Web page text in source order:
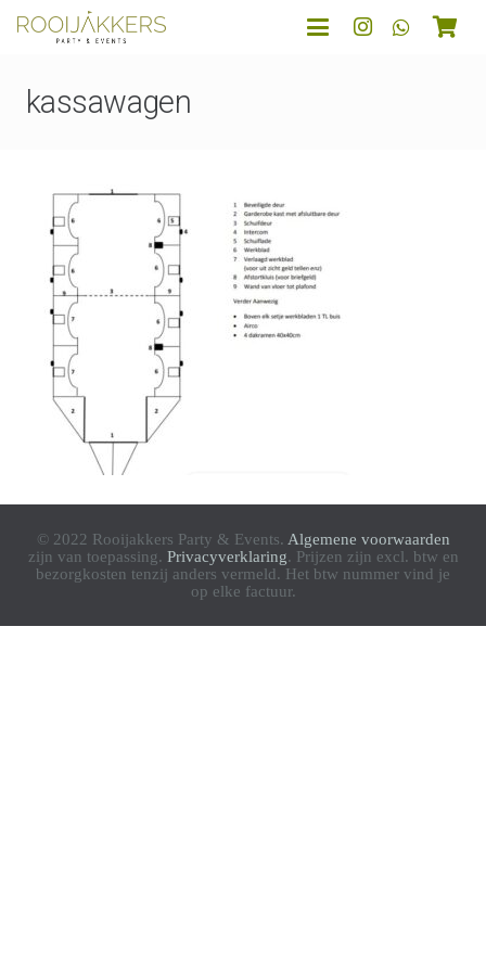
kassawagen
© 2022 Rooijakkers Party & Events. Algemene voorwaarden
zijn van toepassing. Privacyverklaring. Prijzen zijn excl. btw en
bezorgkosten tenzij anders vermeld. Het btw nummer vind je
op elke factuur.